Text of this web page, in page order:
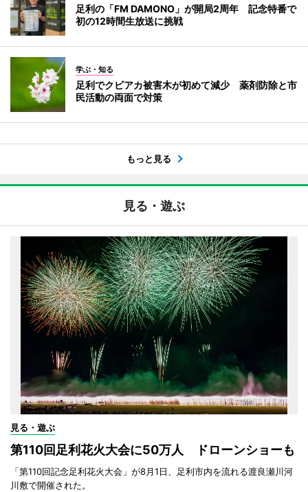
足利の「FM DAMONO」が開局2周年 記念特番で
初の12時間生放送に挑戦
学ぶ・知る
足利でクビアカ被害木が初めて減少 薬剤防除と市
民活動の両面で対策
もっと見る
見る・遊ぶ
見る・遊ぶ
第110回足利花火大会に50万人 ドローンショーも
「第110回記念足利花火大会」が8月1日、足利市内を流れる渡良瀬川河
川敷で開催された。